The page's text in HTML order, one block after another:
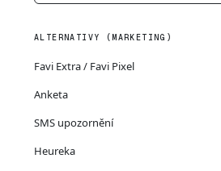
ALTERNATIVY (MARKETING)
Favi Extra / Favi Pixel
Anketa
SMS upozornění
Heureka